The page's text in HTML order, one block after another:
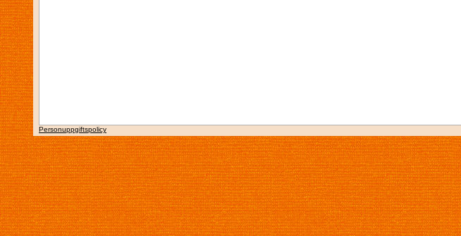
Personuppgiftspolicy